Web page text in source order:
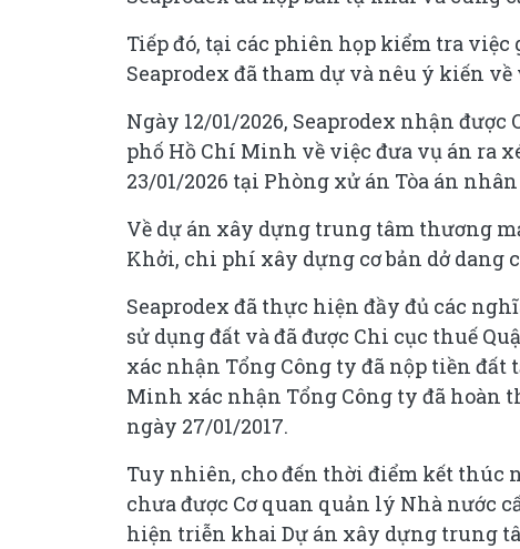
Tiếp đó, tại các phiên họp kiểm tra
Seaprodex đã tham dự và nêu ý kiến
Ngày 12/01/2026, Seaprodex nhận
phố Hồ Chí Minh về việc đưa vụ án ra
23/01/2026 tại Phòng xử án Tòa án
Về dự án xây dựng trung tâm thương
Khởi, chi phí xây dựng cơ bản dở dang
Seaprodex đã thực hiện đầy đủ các
sử dụng đất và đã được Chi cục thuế
xác nhận Tổng Công ty đã nộp tiền đất
Minh xác nhận Tổng Công ty đã hoàn
ngày 27/01/2017.
Tuy nhiên, cho đến thời điểm kết thúc
chưa được Cơ quan quản lý Nhà nước
hiện triễn khai Dự án xây dựng trung